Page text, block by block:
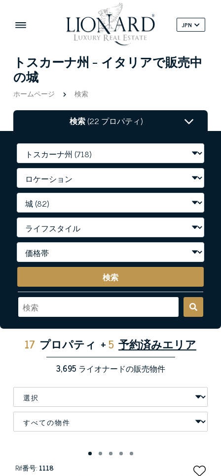
JPN
トスカーナ州 - イタリアで販売中
の城
ホームページ 検索
検索(22 プロパティ)
検索
17 プロパティ +5 予約済みエリア
3,695 ライオナードの販売物件
Rif番号: 1118